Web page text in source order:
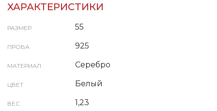
ХАРАКТЕРИСТИКИ
РАЗМЕР 55
ПРОБА 925
МАТЕРИАЛ Серебро
ЦВЕТ Белый
ВЕС 1,23